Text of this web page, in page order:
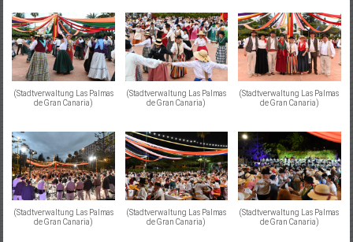
(Stadtverwaltung Las Palmas
de Gran Canaria)
(Stadtverwaltung Las Palmas
de Gran Canaria)
(Stadtverwaltung Las Palmas
de Gran Canaria)
(Stadtverwaltung Las Palmas
de Gran Canaria)
(Stadtverwaltung Las Palmas
de Gran Canaria)
(Stadtverwaltung Las Palmas
de Gran Canaria)